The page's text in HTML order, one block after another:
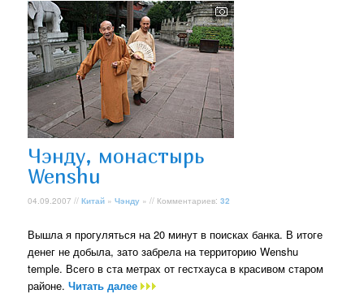
Чэнду, монастырь
Wenshu
04.09.2007 //Китай »Чэнду » // Комментариев:32
Вышла я прогуляться на 20 минут в поисках банка. В итоге
денег не добыла, зато забрела на территорию Wenshu
temple. Всего в ста метрах от гестхауса в красивом старом
районе.Читать далее